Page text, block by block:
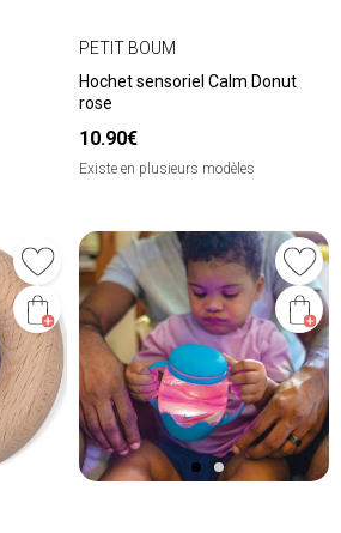
PETIT BOUM
Hochet sensoriel Calm Donut
rose
10.90€
Existe en plusieurs modèles